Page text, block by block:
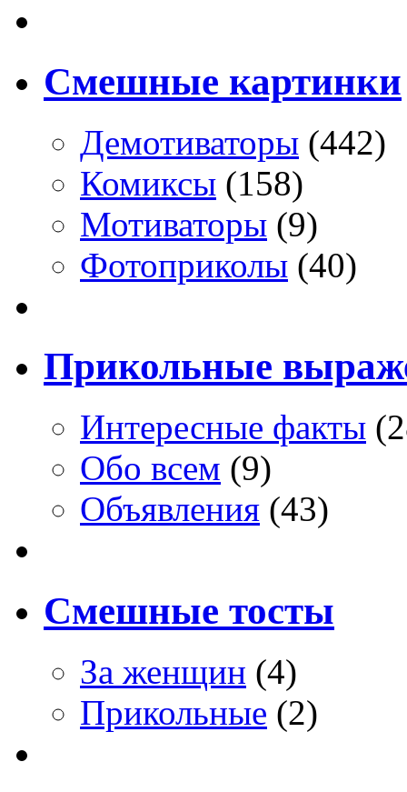
Смешные картинки
Демотиваторы (442)
Комиксы (158)
Мотиваторы (9)
Фотоприколы (40)
Прикольные
Интересные факты
Обо всем (9)
Объявления (43)
Смешные тосты
За женщин (4)
Прикольные (2)